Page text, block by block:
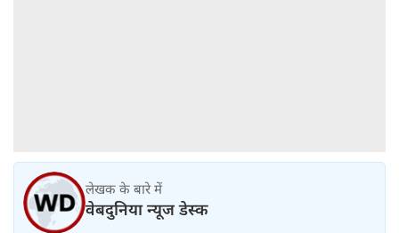
लेखक के बारे में
वेबदुनिया न्यूज डेस्क